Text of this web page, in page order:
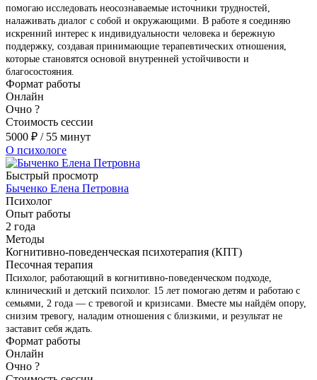
помогаю исследовать неосознаваемые источники трудностей,
налаживать диалог с собой и окружающими. В работе я соединяю
искренний интерес к индивидуальности человека и бережную
поддержку, создавая принимающие терапевтических отношения,
которые становятся основой внутренней устойчивости и
благосостояния.
Формат работы
Онлайн
Очно ?
Стоимость сессии
5000 ₽ / 55 минут
О психологе
Быстрый просмотр
Быченко Елена Петровна
Психолог
Опыт работы
2 года
Методы
Когнитивно-поведенческая психотерапия (КПТ)
Песочная терапия
Психолог, работающий в когнитивно-поведенческом подходе,
клинический и детский психолог. 15 лет помогаю детям и работаю с
семьями, 2 года — с тревогой и кризисами. Вместе мы найдём опору,
снизим тревогу, наладим отношения с близкими, и результат не
заставит себя ждать.
Формат работы
Онлайн
Очно ?